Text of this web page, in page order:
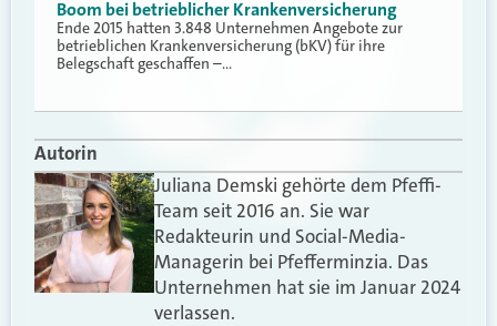
Boom bei betrieblicher Krankenversicherung
Ende 2015 hatten 3.848 Unternehmen Angebote zur
betrieblichen Krankenversicherung (bKV) für ihre
Belegschaft geschaffen –…
Autorin
Juliana Demski gehörte dem Pfeffi-
Team seit 2016 an. Sie war
Redakteurin und Social-Media-
Managerin bei Pfefferminzia. Das
Unternehmen hat sie im Januar 2024
verlassen.